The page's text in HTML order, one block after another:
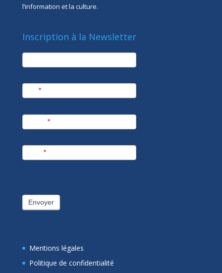
l’information et la culture.
Inscription à la Newsletter
newsletter
*
*
*
Envoyer
Mentions légales
Politique de confidentialité